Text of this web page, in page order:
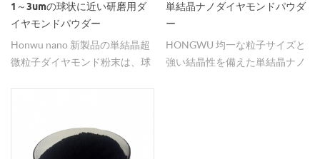
1～3umの球状に近い研磨用ダ
イヤモンドパウダー
Honwu nano 新製品の単結晶超
微粒子ダイヤモンド粉末は、球
望があればお問い合わせくださ
単結晶ナノダイヤモンドパウダ
ー
HONGWU 均一な粒子サイズと
強い結晶性を備えた単結晶ナノ